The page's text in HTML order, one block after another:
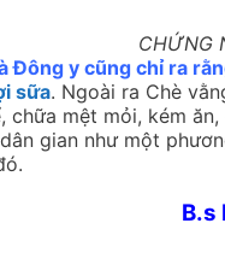
CHỨNG
Đông y cũng chỉ ra
sữa. Ngoài ra Chè
chữa mệt mỏi, kém
gian như một
B.s